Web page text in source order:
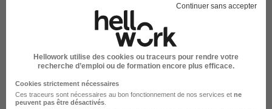
DÉPOSEZ VOTRE CV
Rendez votre CV accessible à l’ensemble des
recruteurs de la CVthèque Hellowork.
Rendre mon CV visible
Continuer sans accepter
Hellowork utilise des cookies ou traceurs pour rendre votre
recherche d’emploi ou de formation encore plus efficace.
Cookies strictement nécessaires
Ces traceurs sont nécessaires au bon fonctionnement de nos services et ne
peuvent pas être désactivés